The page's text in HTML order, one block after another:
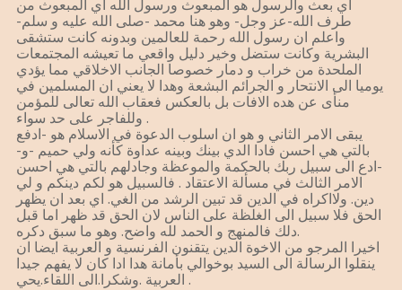
اي بعث والرسول هو المبعوث ورسول الله اي المبعوث من
طرف الله-عز وجل- وهو هنا محمد -صلى الله عليه و سلم-
واعلم ان رسول الله رحمة للعالمين وبدونه كانت ستشقى
البشرية وكانت ستضل وخير دليل واقعي ما تعيشه المجتمعات
الملحدة من خراب و دمار خصوصا الجانب الاخلاقي مما يؤدي
يوميا الى الانتحار و الجرائم البشعة وهدا لا يعني ان المسلمين في
منأى عن هده الافات بل بالعكس فعقاب الله تعالى للمؤمن
وللفاجر على حد سواء .
يبقى الامر الثاني و هو ان اسلوب الدعوة في الاسلام هو -ادفع
بالتي هي احسن فادا الدي بينك وبينه عداوة كأنه ولي حميم -و-
ادع الى سبيل ربك بالحكمة والموعظة وجادلهم بالتي هي احسن-
الامر الثالث في مسألة الاعتقاد . فالسبيل هو لكم دينكم و لي
دين. ولااكراه في الدين قد تبين الرشد من الغي. اي بعد ان يظهر
الحق فلا سبيل الى الغلظة على الناس لان الحق قد ظهر اما قبل
دلك فالمنهج و الحمد لله واضح. وهو ما سبق دكره.
اخيرا المرجو من الاخوة الدين يتقنون الفرنسية و العربية ايضا ان
ينقلوا الرسالة الى السيد بوخوالي بأمانة هدا ادا كان لا يفهم جيدا
العربية .وشكرا.الى اللقاء.يحي .